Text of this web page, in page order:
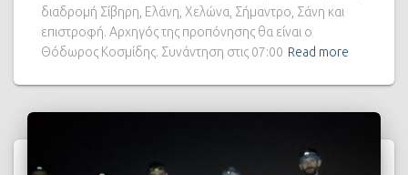
διαδρομή Σίβηρη, Ελάνη, Χελώνα, Σήμαντρο, Σάνη και
επιστροφή. Αρχηγός της προπόνησης θα είναι ο
Θόδωρος Κοσμίδης. Συνάντηση στις 07:00 Read more